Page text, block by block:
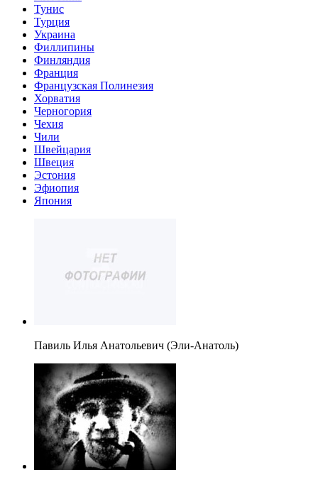
Тунис
Турция
Украина
Филлипины
Финляндия
Франция
Французская Полинезия
Хорватия
Черногория
Чехия
Чили
Швейцария
Швеция
Эстония
Эфиопия
Япония
Павиль Илья Анатольевич (Эли-Анатоль)